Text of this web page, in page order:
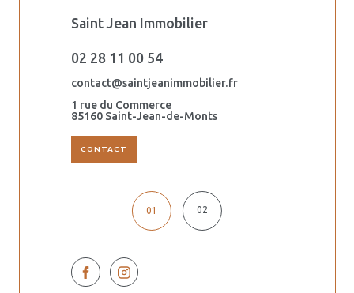
Saint Jean Immobilier
02 28 11 00 54
contact@saintjeanimmobilier.fr
1 rue du Commerce
85160 Saint-Jean-de-Monts
CONTACT
01 02